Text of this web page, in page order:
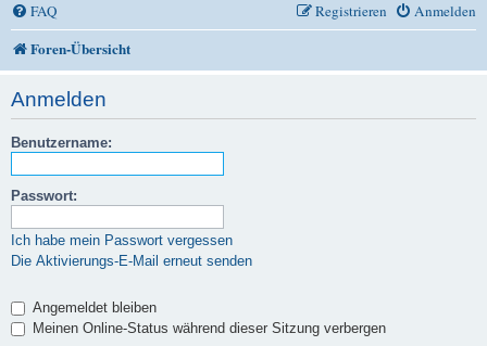
FAQ Anmelden
Registrieren
Foren-Übersicht
Anmelden
Benutzername:
Passwort:
Ich habe mein Passwort vergessen
Die Aktivierungs-E-Mail erneut senden
Angemeldet bleiben
Meinen Online-Status während dieser Sitzung verbergen